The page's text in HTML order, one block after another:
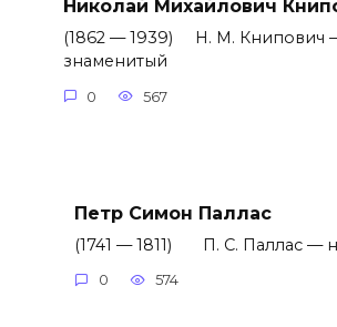
Николай Михайлович
(1862 — 1939) Н. М. Книпович
знаменитый
0 567
Петр Симон Паллас
(1741 — 1811) П. С. Паллас —
0 574